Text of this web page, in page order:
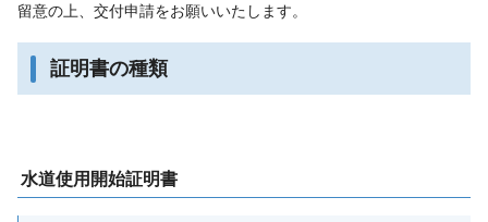
留意の上、交付申請をお願いいたします。
証明書の種類
水道使用開始証明書